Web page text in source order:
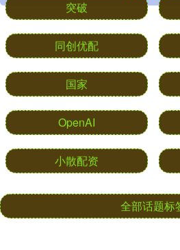
发布
突破
同创优配
国家
小散配资